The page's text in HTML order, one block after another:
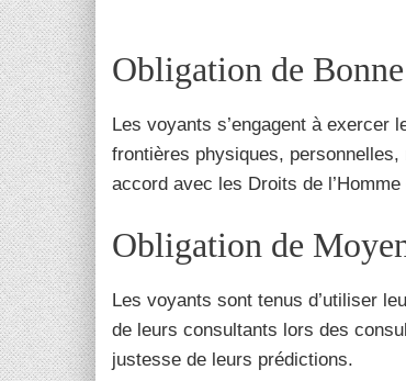
Obligation de
Les voyants s’engagent à
frontières physiques,
accord avec les Droits de
Obligation de
Les voyants sont tenus d’utiliser
de leurs consultants lors des
justesse de leurs prédictions.